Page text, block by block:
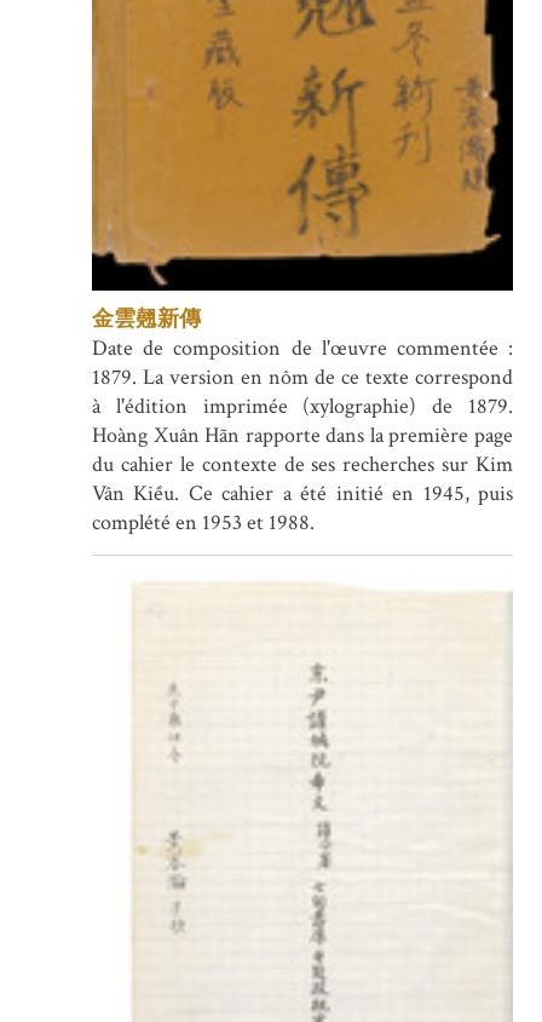
金雲翹新傳
Date de composition de l'œuvre commentée :
1879. La version en nôm de ce texte correspond
à l'édition imprimée (xylographie) de 1879.
Hoàng Xuân Hãn rapporte dans la première page
du cahier le contexte de ses recherches sur Kim
Vân Kiều. Ce cahier a été initié en 1945, puis
complété en 1953 et 1988.